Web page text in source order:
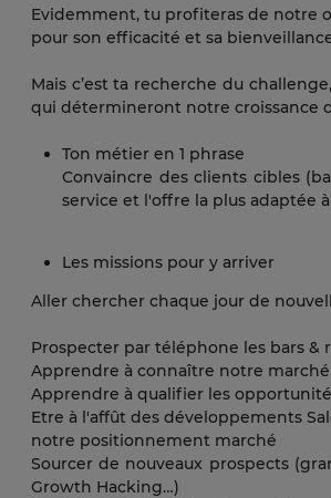
Evidemment, tu profiteras de notre
pour son efficacité et sa
Mais c’est ta recherche du
qui détermineront notre croissance
Ton métier en 1 phrase
Convaincre des clients cibles
service et l'offre la plus adaptée
Les missions pour y arriver
Aller chercher chaque jour de
Prospecter par téléphone les bars &
Apprendre à connaître notre
Apprendre à qualifier les
Etre à l'affût des développements
notre positionnement marché
Sourcer de nouveaux prospects
Growth Hacking…)